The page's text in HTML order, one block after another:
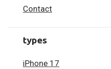
Contact
types
iPhone 17